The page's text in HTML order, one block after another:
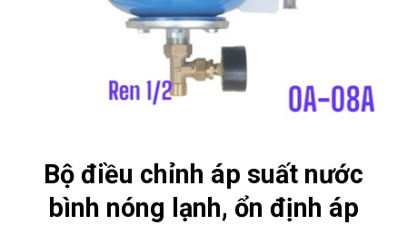
Bộ điều chỉnh áp suất nước
bình nóng lạnh, ổn định áp